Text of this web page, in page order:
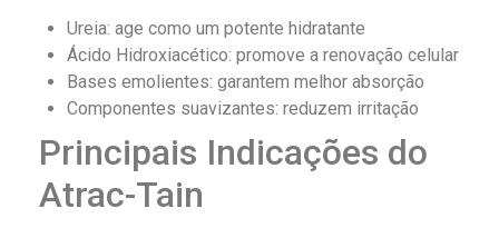
Ureia: age como um potente hidratante
Ácido Hidroxiacético: promove a renovação celular
Bases emolientes: garantem melhor absorção
Componentes suavizantes: reduzem irritação
Principais Indicações do
Atrac-Tain